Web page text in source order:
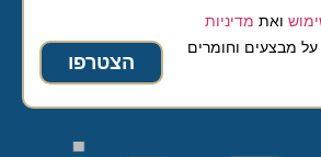
ואת מדיניות
וחומרים
הצטרפו